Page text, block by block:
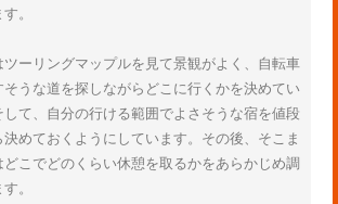
。
ツーリングマップルを見て景観がよく、自転車
そうな道を探しながらどこに行くかを決めてい
して、自分の行ける範囲でよさそうな宿を値段
決めておくようにしています。その後、そこま
どこでどのくらい休憩を取るかをあらかじめ調
。